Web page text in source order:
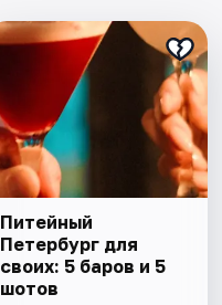
Питейный
Петербург для
своих: 5 баров и 5
шотов